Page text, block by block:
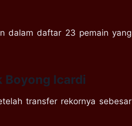
dalam daftar 23 pemain yang
Boyong Icardi
transfer rekornya sebesar